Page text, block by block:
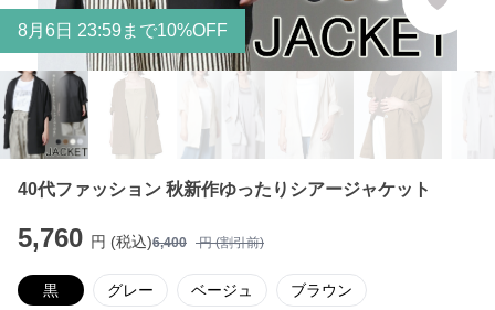
8月 6日 23:59まで10%OFF
40代ファッション 秋新作ゆったりシアージャケット
5,760 円 (税込)6,400 円 (割引前)
黒 グレー ベージュ ブラウン